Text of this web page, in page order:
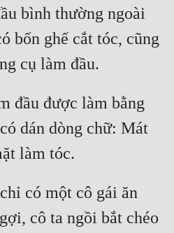
bình thường ngoài
bốn ghế cắt tóc, cũng
đầu được làm bằng
dán dòng chữ: Mát
có một cô gái ăn
cô ta ngồi bắt chéo